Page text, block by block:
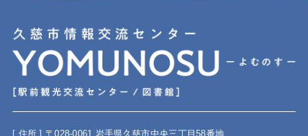
[ 住所 ] 〒028-0061 岩手県久慈市中央三丁目58番地